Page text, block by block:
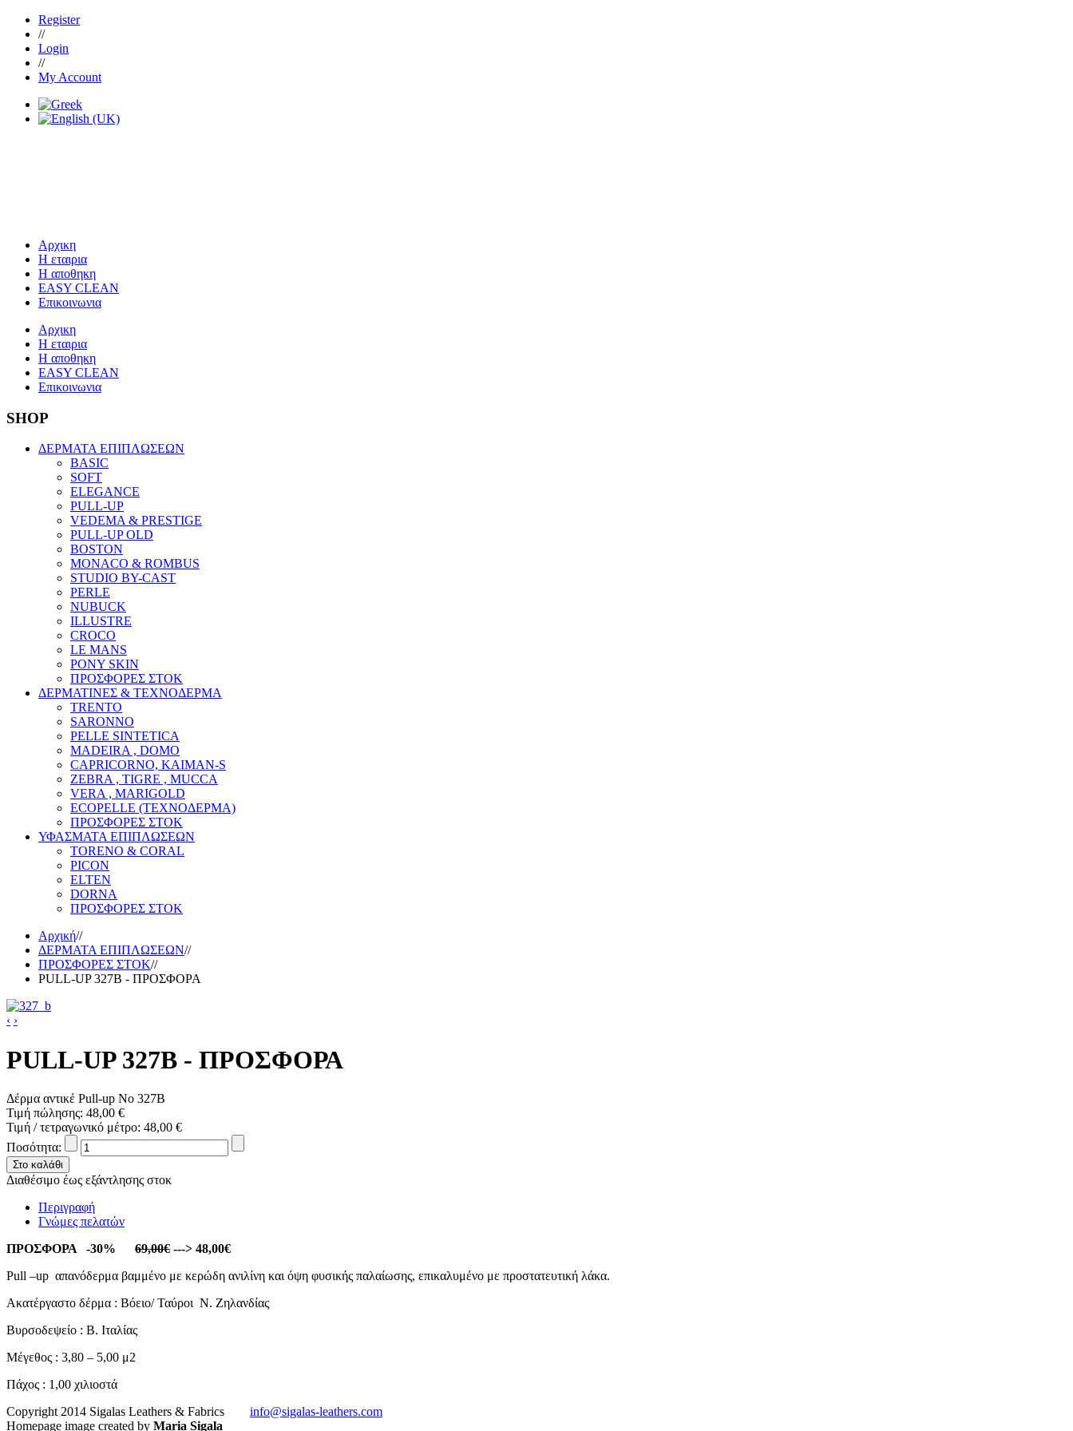
Register
//
Login
//
My Account
Αρχικη
Η εταιρια
Η αποθηκη
EASY CLEAN
Επικοινωνια
Αρχικη
Η εταιρια
Η αποθηκη
EASY CLEAN
Επικοινωνια
SHOP
ΔΕΡΜΑΤΑ ΕΠΙΠΛΩΣΕΩΝ
BASIC
SOFT
ELEGANCE
PULL-UP
VEDEMA & PRESTIGE
PULL-UP OLD
BOSTON
MONACO & ROMBUS
STUDIO BY-CAST
PERLE
NUBUCK
ILLUSTRE
CROCO
LE MANS
PONY SKIN
ΠΡΟΣΦΟΡΕΣ ΣΤΟΚ
ΔΕΡΜΑΤΙΝΕΣ & ΤΕΧΝΟΔΕΡΜΑ
TRENTO
SARONNO
PELLE SINTETICA
MADEIRA , DOMO
CAPRICORNO, KAIMAN-S
ZEBRA , TIGRE , MUCCA
VERA , MARIGOLD
ECOPELLE (ΤΕΧΝΟΔΕΡΜΑ)
ΠΡΟΣΦΟΡΕΣ ΣΤΟΚ
ΥΦΑΣΜΑΤΑ ΕΠΙΠΛΩΣΕΩΝ
TORENO & CORAL
PICON
ELTEN
DORNA
ΠΡΟΣΦΟΡΕΣ ΣΤΟΚ
Αρχική//
ΔΕΡΜΑΤΑ ΕΠΙΠΛΩΣΕΩΝ//
ΠΡΟΣΦΟΡΕΣ ΣΤΟΚ//
PULL-UP 327B - ΠΡΟΣΦΟΡΑ
‹ ›
PULL-UP 327B - ΠΡΟΣΦΟΡΑ
Δέρμα αντικέ Pull-up No 327B
Τιμή πώλησης: 48,00 €
Τιμή / τετραγωνικό μέτρο: 48,00 €
Ποσότητα:
Διαθέσιμο έως εξάντλησης στοκ
Περιγραφή
Γνώμες πελατών
ΠΡΟΣΦΟΡΑ -30% 69,00€ ---> 48,00€
Pull –up απανόδερμα βαμμένο με κερώδη ανιλίνη και όψη φυσικής παλαίωσης, επικαλυμένο με προστατευτική λάκα.
Ακατέργαστο δέρμα : Βόειο/ Ταύροι Ν. Ζηλανδίας
Βυρσοδεψείο : Β. Ιταλίας
Μέγεθος : 3,80 – 5,00 μ2
Πάχος : 1,00 χιλιοστά
Copyright 2014 Sigalas Leathers & Fabrics info@sigalas-leathers.com
Homepage image created by Maria Sigala